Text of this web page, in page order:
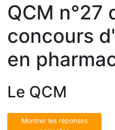
QCM n°27
concours
en
Le QCM
Montrer les réponses